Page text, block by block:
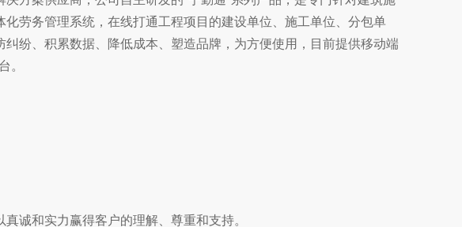
劳务管理系统，在线打通工程项目的建设单位、施工单位、分包单
纷、积累数据、降低成本、塑造品牌，为方便使用，目前提供移动端
。
诚和实力赢得客户的理解、尊重和支持。